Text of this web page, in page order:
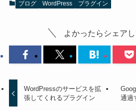
ブログ WordPress プラグイン
よかったらシェアし
WordPressのサービスを拡
張してくれるプラグイン
通過